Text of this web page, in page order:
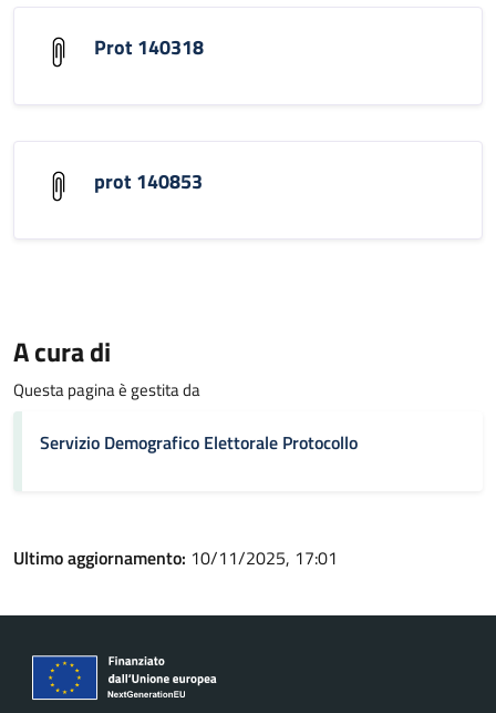
Prot 140318
prot 140853
A cura di
Questa pagina è gestita da
Servizio Demografico Elettorale Protocollo
Ultimo aggiornamento: 10/11/2025, 17:01